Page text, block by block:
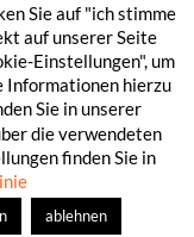
24 —HOCH ↑
Sie auf "ich stimme
auf unserer Seite
Einstellungen", um
Informationen hierzu
Sie in unserer
die verwendeten
finden Sie in
ablehnen